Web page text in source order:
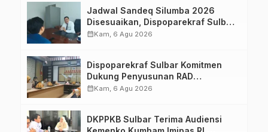
Jadwal Sandeq Silumba 2026
Disesuaikan, Dispoparekraf Sulbar
Pastikan Persiapan Tetap
calendar_monthKam, 6 Agu 2026
Dispoparekraf Sulbar Komitmen
Dukung Penyusunan RAD
TPB/SDGs Sulawesi Barat
calendar_monthKam, 6 Agu 2026
DKPPKB Sulbar Terima Audiensi